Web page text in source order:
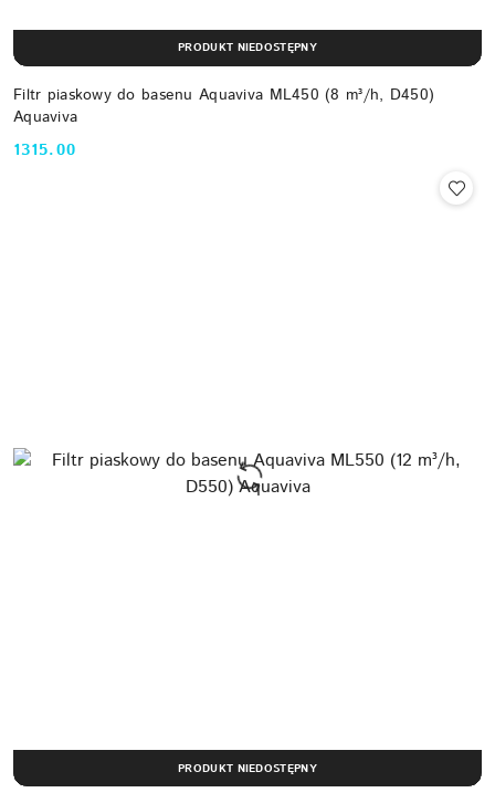
Filtr piaskowy do basenu Aquaviva ML450 (8 m³/h, D450)
Aquaviva
Cena:
1315.00
PRODUKT NIEDOSTĘPNY
PRODUKT NIEDOSTĘPNY